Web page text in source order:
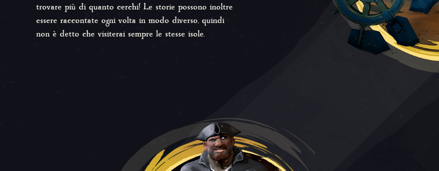
trovare più di quanto cerchi! Le storie possono inoltre
essere raccontate ogni volta in modo diverso, quindi
non è detto che visiterai sempre le stesse isole.